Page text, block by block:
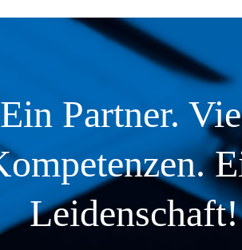
Ein Partner.
Leidenschaft!